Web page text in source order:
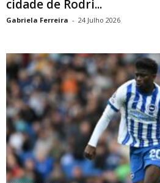
cidade de Rodri...
Gabriela Ferreira - 24 Julho 2026